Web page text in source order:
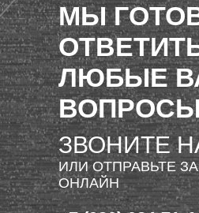
МЫ
ЛЮБЫЕ
ЗВОНИТЕ
ИЛИ ОТПРАВЬТЕ
ОНЛАЙН